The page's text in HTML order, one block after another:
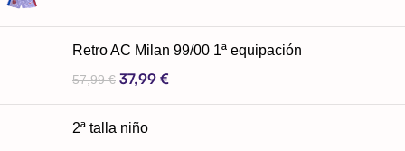
Retro AC Milan 99/00 1ª equipación
57,99€ 37,99 €
2ª talla niño